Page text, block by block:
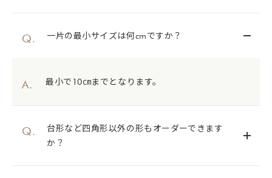
一片の最小サイズは何cmですか？
最小で10㎝までとなります。
台形など四角形以外の形もオーダーできます
か？